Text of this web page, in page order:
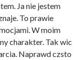
Ja nie jestem
To prawie
W moim
charakter. Tak wic
Naprawd czsto